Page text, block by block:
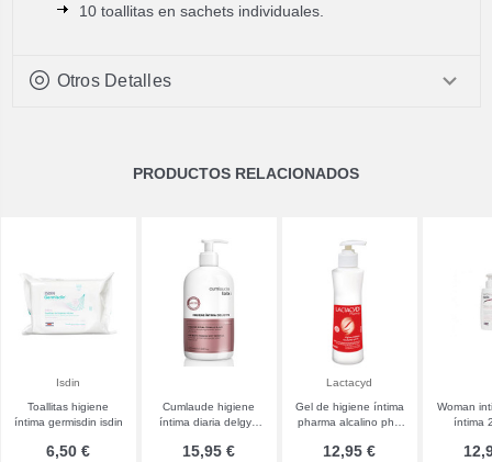
10 toallitas en sachets individuales.
Otros Detalles
PRODUCTOS RELACIONADOS
Isdin
Toallitas higiene
íntima germisdin isdin
6,50 €
Cumlaude higiene
íntima diaria delgyn
15,95 €
Lactacyd
Gel de higiene íntima
pharma alcalino ph8
12,95 €
Woman
íntima